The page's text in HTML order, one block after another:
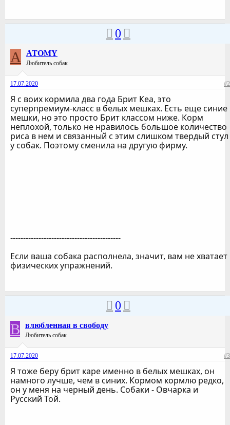
0
A ATOMY
Любитель собак
17.07.2020 #2
Я с воих кормила два года Брит Кеа, это
суперпремиум-класс в белых мешках. Есть еще синие
мешки, но это просто Брит классом ниже. Корм
неплохой, только не нравилось большое количество
риса в нем и связанный с этим слишком твердый стул
у собак. Поэтому сменила на другую фирму.
-------------------------------------------
Если ваша собака располнела, значит, вам не хватает
физических упражнений.
0
В влюбленная в свободу
Любитель собак
17.07.2020 #3
Я тоже беру брит каре именно в белых мешках, он
намного лучше, чем в синих. Кормом кормлю редко,
он у меня на черный день. Собаки - Овчарка и
Русский Той.